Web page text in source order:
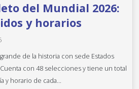
del Mundial 2026:
y horarios
de la historia con sede Estados
con 48 selecciones y tiene un total
y horario de cada...